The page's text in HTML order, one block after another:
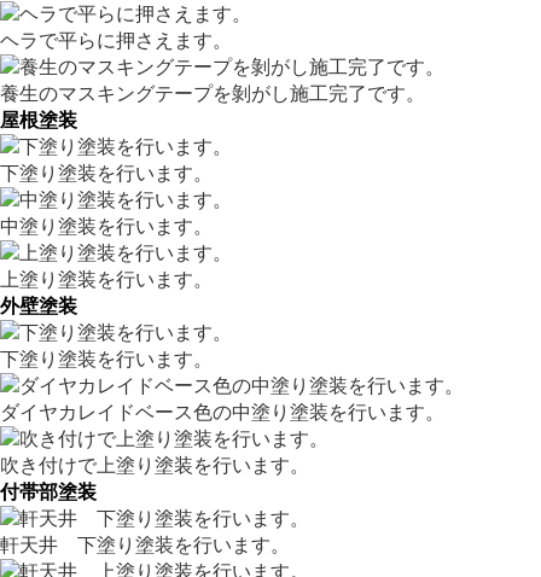
ヘラで平らに押さえます。
養生のマスキングテープを剝がし施工完了です。
屋根塗装
下塗り塗装を行います。
中塗り塗装を行います。
上塗り塗装を行います。
外壁塗装
下塗り塗装を行います。
ダイヤカレイドベース色の中塗り塗装を行います。
吹き付けで上塗り塗装を行います。
付帯部塗装
軒天井 下塗り塗装を行います。